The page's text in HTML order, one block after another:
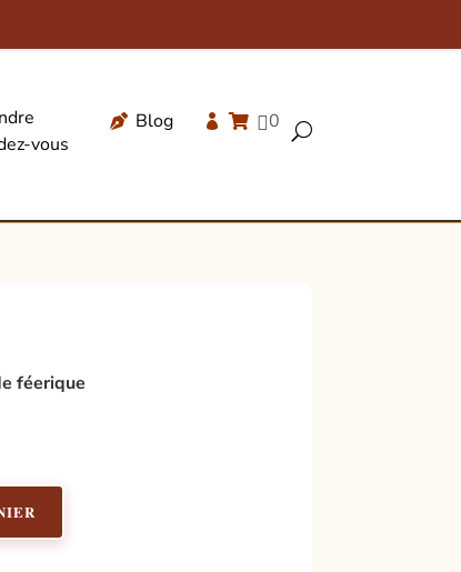
vous
 Blog   0 U
produits
féerique